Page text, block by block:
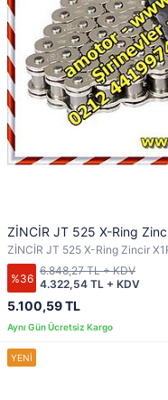
ZİNCİR JT 525 X-Ring
ZİNCİR JT 525 X-Ring Zincir
%36
5.100,59 TL
4.322,54 TL + KDV
6.848,27 TL + KDV